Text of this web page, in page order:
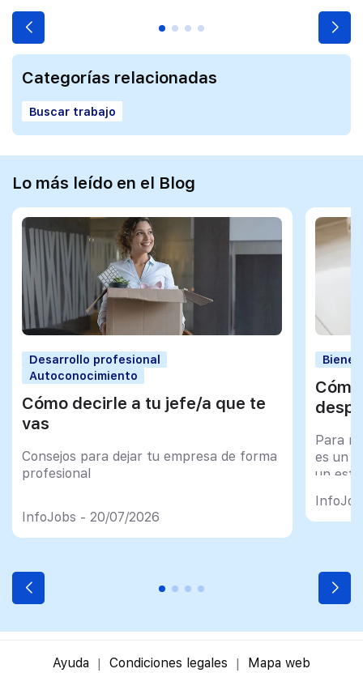
Categorías relacionadas
Buscar trabajo
Lo más leído en el Blog
Desarrollo profesional
Autoconocimiento
Cómo decirle a tu jefe/a que te
vas
Consejos para dejar tu empresa de forma
profesional
InfoJobs - 20/07/2026
Para
es un
un
Ayuda Condiciones legales Mapa web